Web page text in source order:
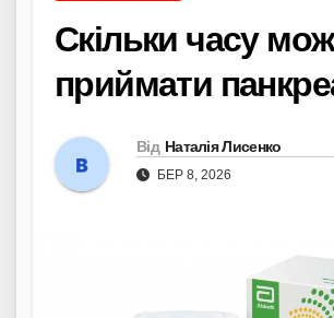
Скільки часу
приймати
Від Наталія Лисенко
БЕР 8, 2026